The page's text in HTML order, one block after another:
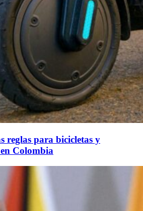
reglas para bicicletas y
Colombia